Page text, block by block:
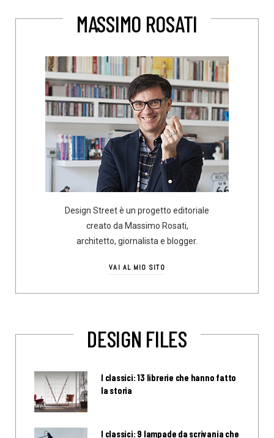
MASSIMO ROSATI
Design Street è un progetto editoriale
creato da Massimo Rosati,
architetto, giornalista e blogger.
VAI AL MIO SITO
DESIGN FILES
I classici: 13 librerie che hanno fatto
la storia
I classici: 9 lampade da scrivania che